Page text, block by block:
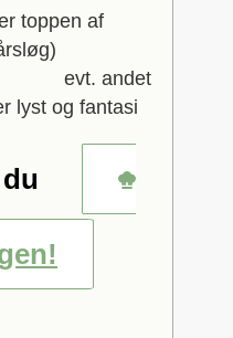
toppen af
evt. andet
lyst og fantasi